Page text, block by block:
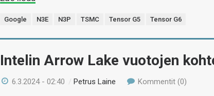
Google N3E N3P TSMC Tensor G5 Tensor G6
Intelin Arrow Lake vuotojen
6.3.2024 - 02:40 /Petrus Laine Kommentit (0)